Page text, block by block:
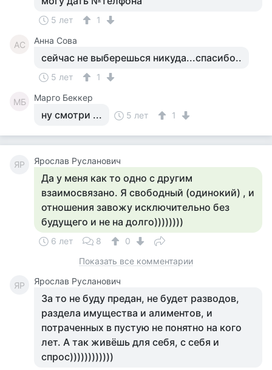
5 лет 1
АС Анна Сова
сейчас не выберешься никуда...спасибо..
5 лет 1
МБ Марго Беккер
ну смотри ... 5 лет 1
ЯР Ярослав Русланович
Да у меня как то одно с другим
взаимосвязано. Я свободный (одинокий) , и
отношения завожу исключительно без
будущего и не на долго))))))))
6 лет 8
0
Показать все комментарии
ЯР Ярослав Русланович
За то не буду предан, не будет разводов,
раздела имущества и алиментов, и
потраченных в пустую не понятно на кого
лет. А так живёшь для себя, с себя и
спрос))))))))))))